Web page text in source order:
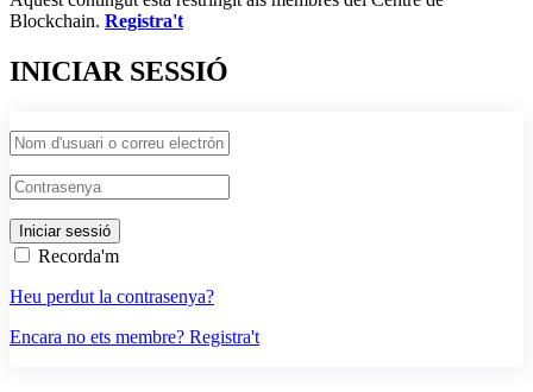
Blockchain. Registra't
INICIAR SESSIÓ
Recorda'm
Heu perdut la contrasenya?
Encara no ets membre? Registra't